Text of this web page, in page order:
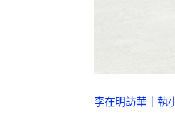
李在明訪華｜執